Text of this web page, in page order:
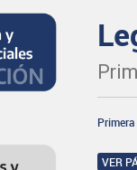
Primera
VER